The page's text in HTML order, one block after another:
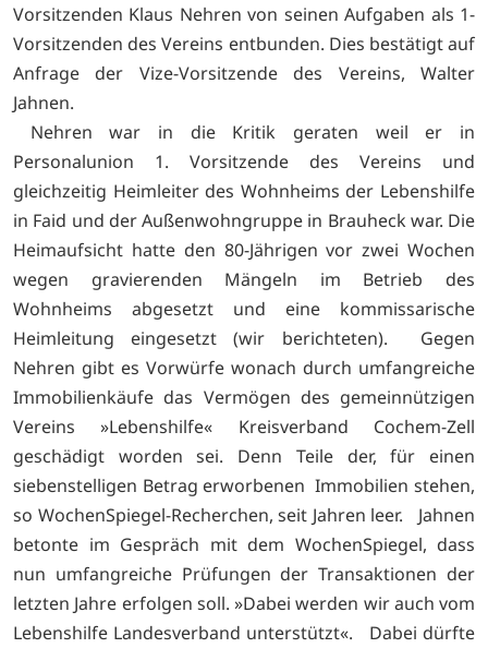
Vorsitzenden Klaus Nehren von seinen Aufgaben als 1-
Vorsitzenden des Vereins entbunden. Dies bestätigt auf
Anfrage der Vize-Vorsitzende des Vereins, Walter
Jahnen.
Nehren war in die Kritik geraten weil er in
Personalunion 1. Vorsitzende des Vereins und
gleichzeitig Heimleiter des Wohnheims der Lebenshilfe
in Faid und der Außenwohngruppe in Brauheck war. Die
Heimaufsicht hatte den 80-Jährigen vor zwei Wochen
wegen gravierenden Mängeln im Betrieb des
Wohnheims abgesetzt und eine kommissarische
Heimleitung eingesetzt (wir berichteten). Gegen
Nehren gibt es Vorwürfe wonach durch umfangreiche
Immobilienkäufe das Vermögen des gemeinnützigen
Vereins »Lebenshilfe« Kreisverband Cochem-Zell
geschädigt worden sei. Denn Teile der, für einen
siebenstelligen Betrag erworbenen Immobilien stehen,
so WochenSpiegel-Recherchen, seit Jahren leer. Jahnen
betonte im Gespräch mit dem WochenSpiegel, dass
nun umfangreiche Prüfungen der Transaktionen der
letzten Jahre erfolgen soll. »Dabei werden wir auch vom
Lebenshilfe Landesverband unterstützt«. Dabei dürfte